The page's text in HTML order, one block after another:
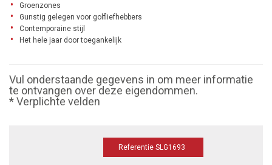
Groenzones
Gunstig gelegen voor golfliefhebbers
Contemporaine stijl
Het hele jaar door toegankelijk
Vul onderstaande gegevens in om meer informatie
te ontvangen over deze eigendommen.
* Verplichte velden
Referentie SLG1693